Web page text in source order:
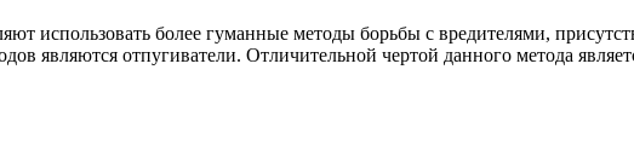
использовать более гуманные методы борьбы с вредителями,
являются отпугиватели. Отличительной чертой данного метода